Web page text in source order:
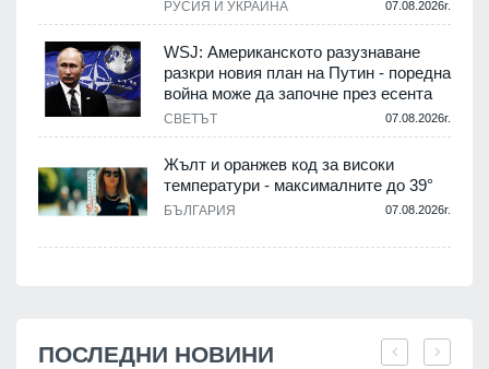
РУСИЯ И УКРАЙНА 07.08.2026г.
WSJ: Американското разузнаване
разкри новия план на Путин - поредна
война може да започне през есента
СВЕТЪТ 07.08.2026г.
Жълт и оранжев код за високи
температури - максималните до 39°
БЪЛГАРИЯ 07.08.2026г.
ПОСЛЕДНИ НОВИНИ